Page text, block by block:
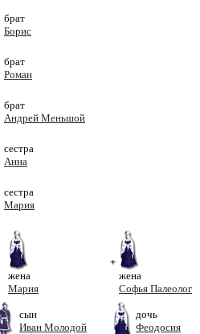
брат
Борис
брат
Роман
брат
Андрей Меньшой
сестра
Анна
сестра
Мария
жена
Мария
сын
Иван Молодой
+
жена
Софья Палеолог
дочь
Феодосия